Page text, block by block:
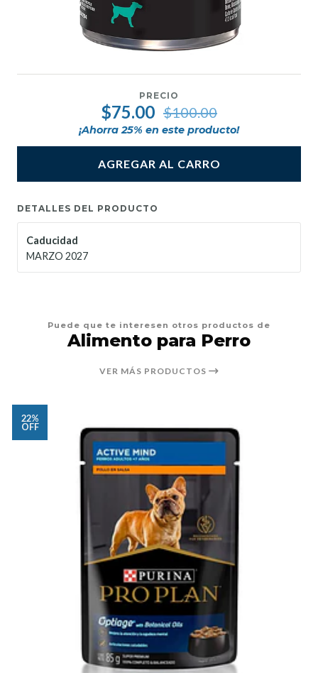
PRECIO
$75.00 $100.00
¡Ahorra 25% en este producto!
AGREGAR AL CARRO
DETALLES DEL PRODUCTO
Caducidad
MARZO 2027
Puede que te interesen otros productos de
Alimento para Perro
VER MÁS PRODUCTOS
22%
OFF